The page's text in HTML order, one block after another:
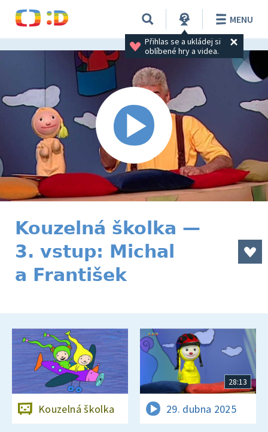
Přihlas se a ukládej si
oblíbené hry a videa.
MENU
Kouzelná školka —
3. vstup: Michal
a František
Kouzelná školka
28:13
29. dubna 2025